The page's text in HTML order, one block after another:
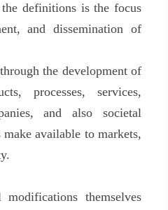
definitions is the focus
and dissemination of
the development of
processes, services,
and also societal
available to markets,
themselves